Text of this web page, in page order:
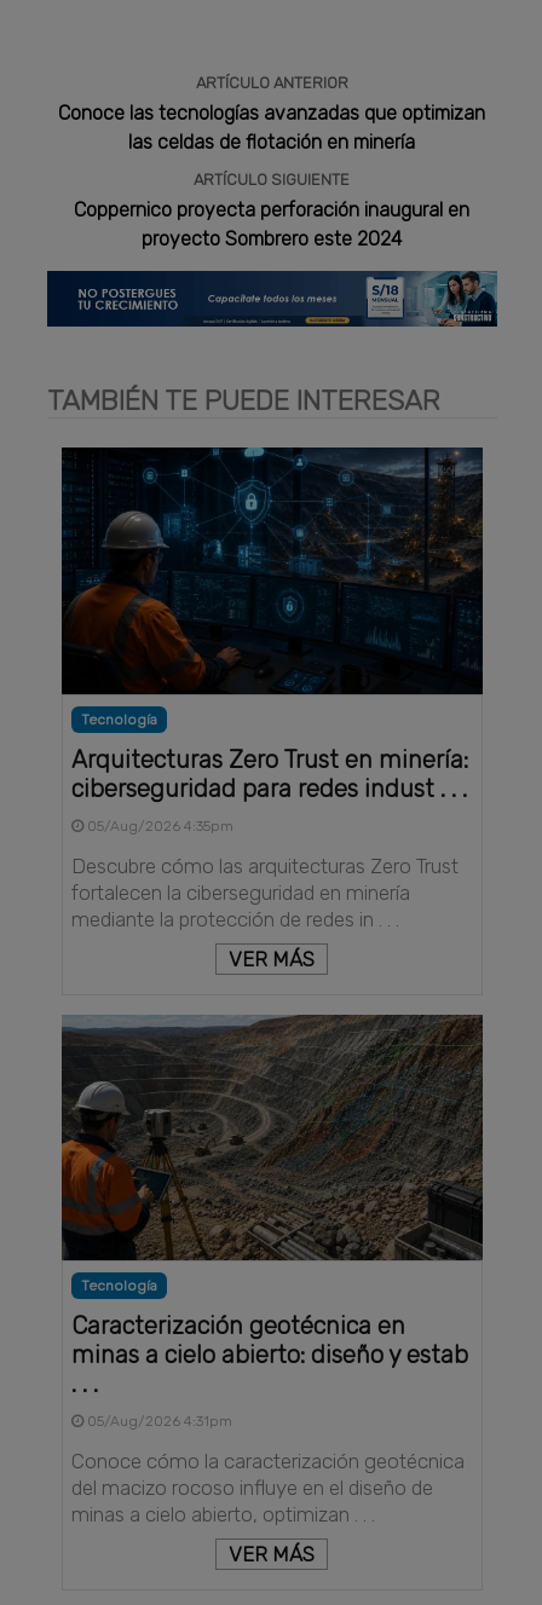
ARTÍCULO ANTERIOR
Conoce las tecnologías avanzadas que optimizan
las celdas de flotación en minería
ARTÍCULO SIGUIENTE
Coppernico proyecta perforación inaugural en
proyecto Sombrero este 2024
TAMBIÉN TE PUEDE INTERESAR
Tecnología
Arquitecturas Zero Trust en minería:
ciberseguridad para redes indust . . .
05/Aug/2026 4:35pm
Descubre cómo las arquitecturas Zero Trust
fortalecen la ciberseguridad en minería
mediante la protección de redes in . . .
VER MÁS
Tecnología
Caracterización geotécnica en
minas a cielo abierto: diseño y estab
. . .
05/Aug/2026 4:31pm
Conoce cómo la caracterización geotécnica
del macizo rocoso influye en el diseño de
minas a cielo abierto, optimizan . . .
VER MÁS